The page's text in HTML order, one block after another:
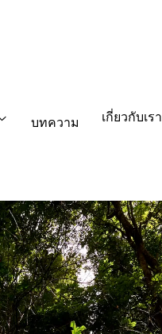
บทความ เกี่ยวกับเรา